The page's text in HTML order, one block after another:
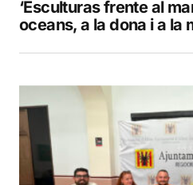
‘Esculturas frente al
oceans, a la dona i a la